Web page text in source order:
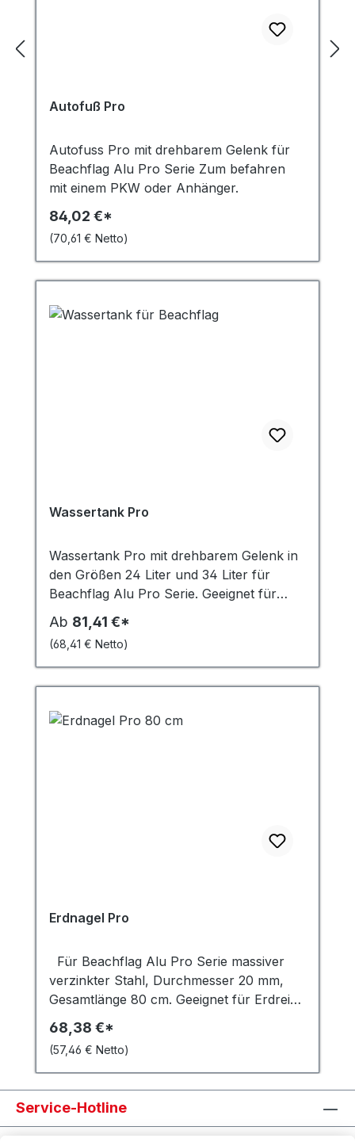
Autofuß Pro
Autofuss Pro mit drehbarem Gelenk für
Beachflag Alu Pro Serie Zum befahren
mit einem PKW oder Anhänger.
84,02 €*
(70,61 € Netto)
Wassertank Pro
Wassertank Pro mit drehbarem Gelenk in
den Größen 24 Liter und 34 Liter für
Beachflag Alu Pro Serie. Geeignet für
gerade Untergründe. Im Winter bei
Frosttemperaturen muss ein
Frostschutzmittel eingesetzt werden, um
Schäden zu vermeiden.
Ab 81,41 €*
(68,41 € Netto)
Erdnagel Pro
Für Beachflag Alu Pro Serie massiver
verzinkter Stahl, Durchmesser 20 mm,
Gesamtlänge 80 cm. Geeignet für Erdreich
oder Schnee.
68,38 €*
(57,46 € Netto)
Service-Hotline